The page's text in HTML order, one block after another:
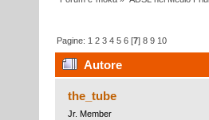
Pagine: 1 2 3 4 5 6 [7]8 9 10
Autore
the_tube
Jr. Member